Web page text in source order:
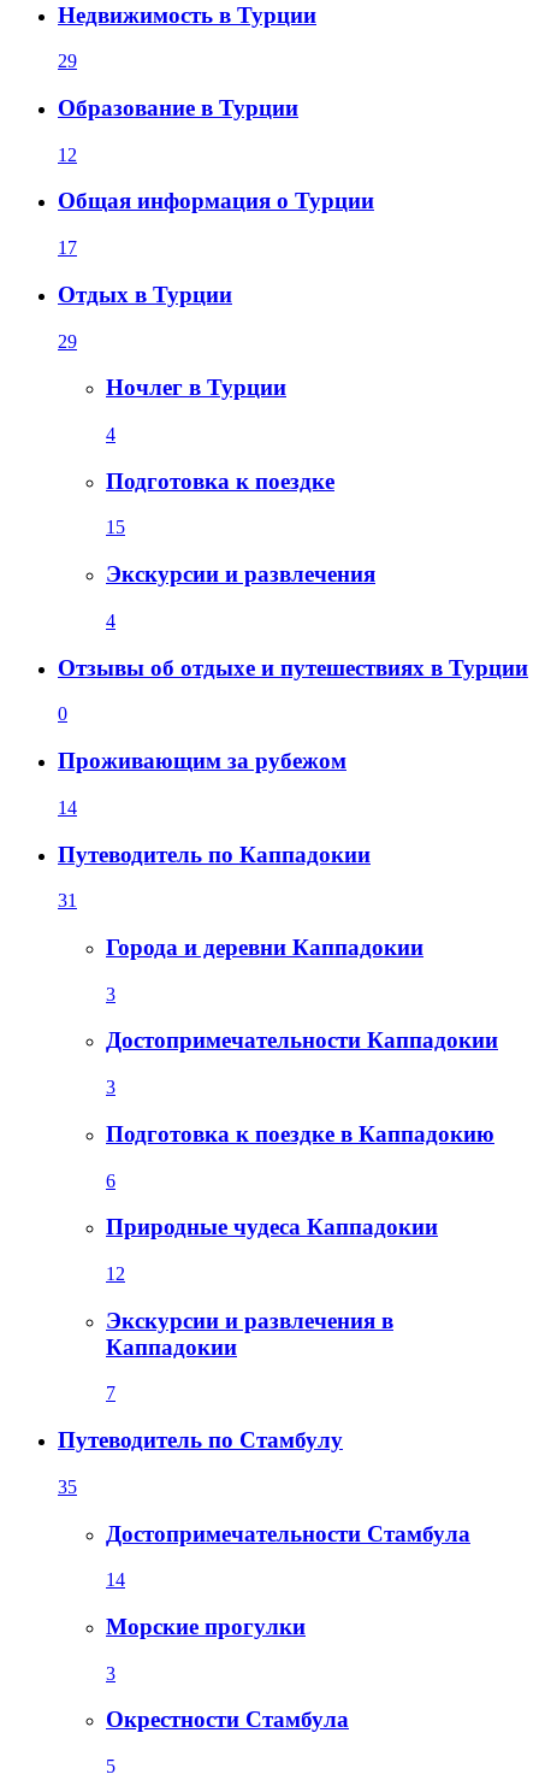
Недвижимость в Турции
29
Образование в Турции
12
Общая информация о Турции
17
Отдых в Турции
29
Ночлег в Турции
4
Подготовка к поездке
15
Экскурсии и развлечения
4
Отзывы об отдыхе и путешествиях в Турции
0
Проживающим за рубежом
14
Путеводитель по Каппадокии
31
Города и деревни Каппадокии
3
Достопримечательности Каппадокии
3
Подготовка к поездке в Каппадокию
6
Природные чудеса Каппадокии
12
Экскурсии и развлечения в
Каппадокии
7
Путеводитель по Стамбулу
35
Достопримечательности Стамбула
14
Морские прогулки
3
Окрестности Стамбула
5